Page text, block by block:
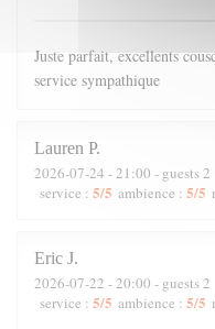
Juste parfait, excellents
service sympathique
Lauren P
2026-07-24 - 21:00 - guests 2
service : 5/5 ambience : 5/5
Eric J
2026-07-22 - 20:00 - guests 2
service : 5/5 ambience : 5/5